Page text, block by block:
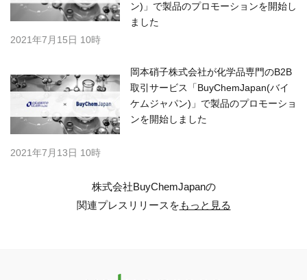
ン)」で製品のプロモーションを開始し
ました
2021年7月15日 10時
岡本硝子株式会社が化学品専門のB2B
取引サービス「BuyChemJapan(バイ
ケムジャパン)」で製品のプロモーショ
ンを開始しました
2021年7月13日 10時
株式会社BuyChemJapanの
関連プレスリリースをもっと見る